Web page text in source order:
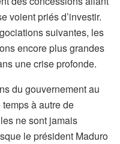
voient priés d’investir.
suivantes, les
encore plus grandes
une crise profonde.
du gouvernement au
à autre de
ne sont jamais
le président Maduro